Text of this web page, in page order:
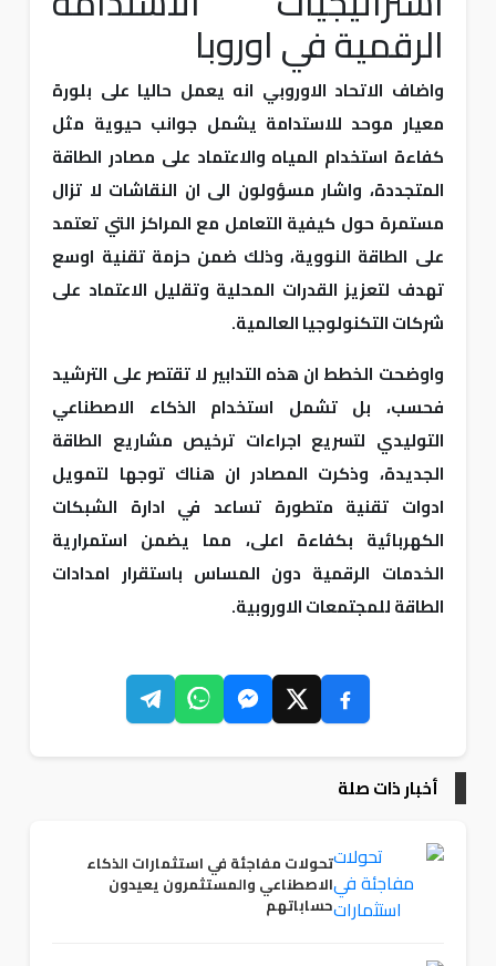
الرقمية في اوروبا
واضاف الاتحاد الاوروبي انه يعمل حاليا على بلورة
معيار موحد للاستدامة يشمل جوانب حيوية مثل
كفاءة استخدام المياه والاعتماد على مصادر الطاقة
المتجددة، واشار مسؤولون الى ان النقاشات لا تزال
مستمرة حول كيفية التعامل مع المراكز التي تعتمد
على الطاقة النووية، وذلك ضمن حزمة تقنية اوسع
تهدف لتعزيز القدرات المحلية وتقليل الاعتماد على
شركات التكنولوجيا العالمية.
واوضحت الخطط ان هذه التدابير لا تقتصر على الترشيد
فحسب، بل تشمل استخدام الذكاء الاصطناعي
التوليدي لتسريع اجراءات ترخيص مشاريع الطاقة
الجديدة، وذكرت المصادر ان هناك توجها لتمويل
ادوات تقنية متطورة تساعد في ادارة الشبكات
الكهربائية بكفاءة اعلى، مما يضمن استمرارية
الخدمات الرقمية دون المساس باستقرار امدادات
الطاقة للمجتمعات الاوروبية.
أخبار ذات صلة
تحولات مفاجئة في استثمارات الذكاء
الاصطناعي والمستثمرون يعيدون
حساباتهم